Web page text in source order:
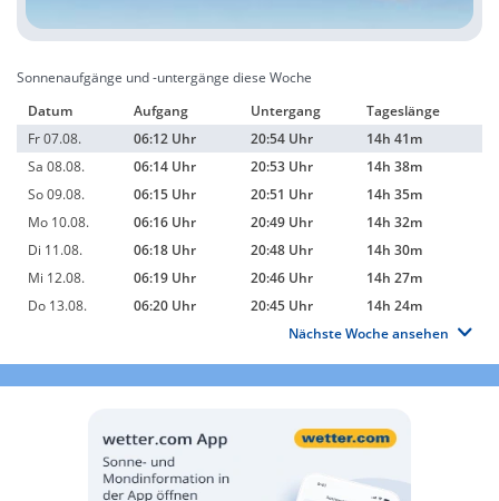
Sonnenaufgänge und -untergänge diese Woche
Datum
Aufgang Untergang
Tageslänge
Fr 07.08.
06:12 Uhr 20:54 Uhr
14h 41m
Sa 08.08.
06:14 Uhr 20:53 Uhr
14h 38m
So 09.08.
06:15 Uhr 20:51 Uhr
14h 35m
Mo 10.08.
06:16 Uhr 20:49 Uhr
14h 32m
Di 11.08.
06:18 Uhr 20:48 Uhr
14h 30m
Mi 12.08.
06:19 Uhr 20:46 Uhr
14h 27m
Do 13.08.
06:20 Uhr 20:45 Uhr
14h 24m
Nächste Woche ansehen